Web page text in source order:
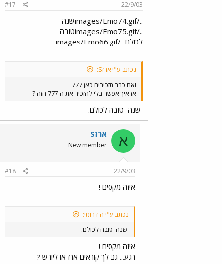
22/9/03
#17
../images/Emo74.gifשנה
../images/Emo75.gifטובה
לכולם.../images/Emo66.gif
נכתב ע"י ארזS:
ואם כבר מזכירים כאן 777
אז איך אפשר בלי להזכיר את ה-777 הזה ?
שנה טובה לכולם.
א ארזS
New member
22/9/03
#18
איזה מקסים !
נכתב ע"י ה דרומי:
שנה טובה לכולם.
איזה מקסים !
רגע... גם לך קוראים ארז או ליורש ?